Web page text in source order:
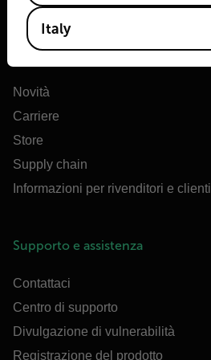
Azienda
Novità
Carriere
Store
Supply chain
Informazioni per rivenditori e clienti
Supporto e assistenza
Contattaci
Centro di supporto
Divulgazione di vulnerabilità
Registrazione del prodotto
Italy